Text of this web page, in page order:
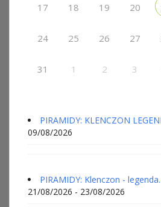
17 18 19 20
24 25 26 27
31 1 2 3
PIRAMIDY: KLENCZON
09/08/2026
PIRAMIDY: Klenczon -
21/08/2026 - 23/08/2026